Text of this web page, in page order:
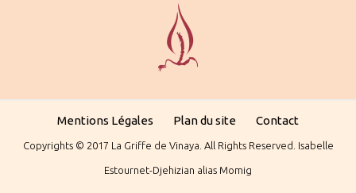
Mentions Légales Plan du site Contact
Copyrights © 2017 La Griffe de Vinaya. All Rights Reserved. Isabelle
Estournet-Djehizian alias Momig